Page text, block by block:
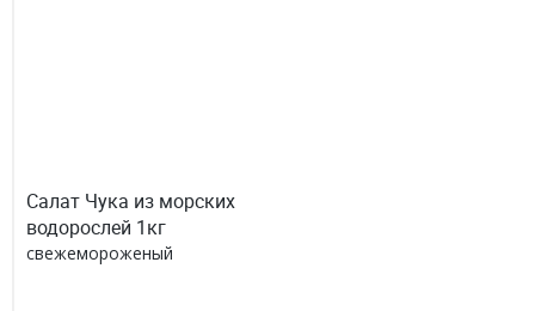
Салат Чука из морских
водорослей 1кг
свежемороженый